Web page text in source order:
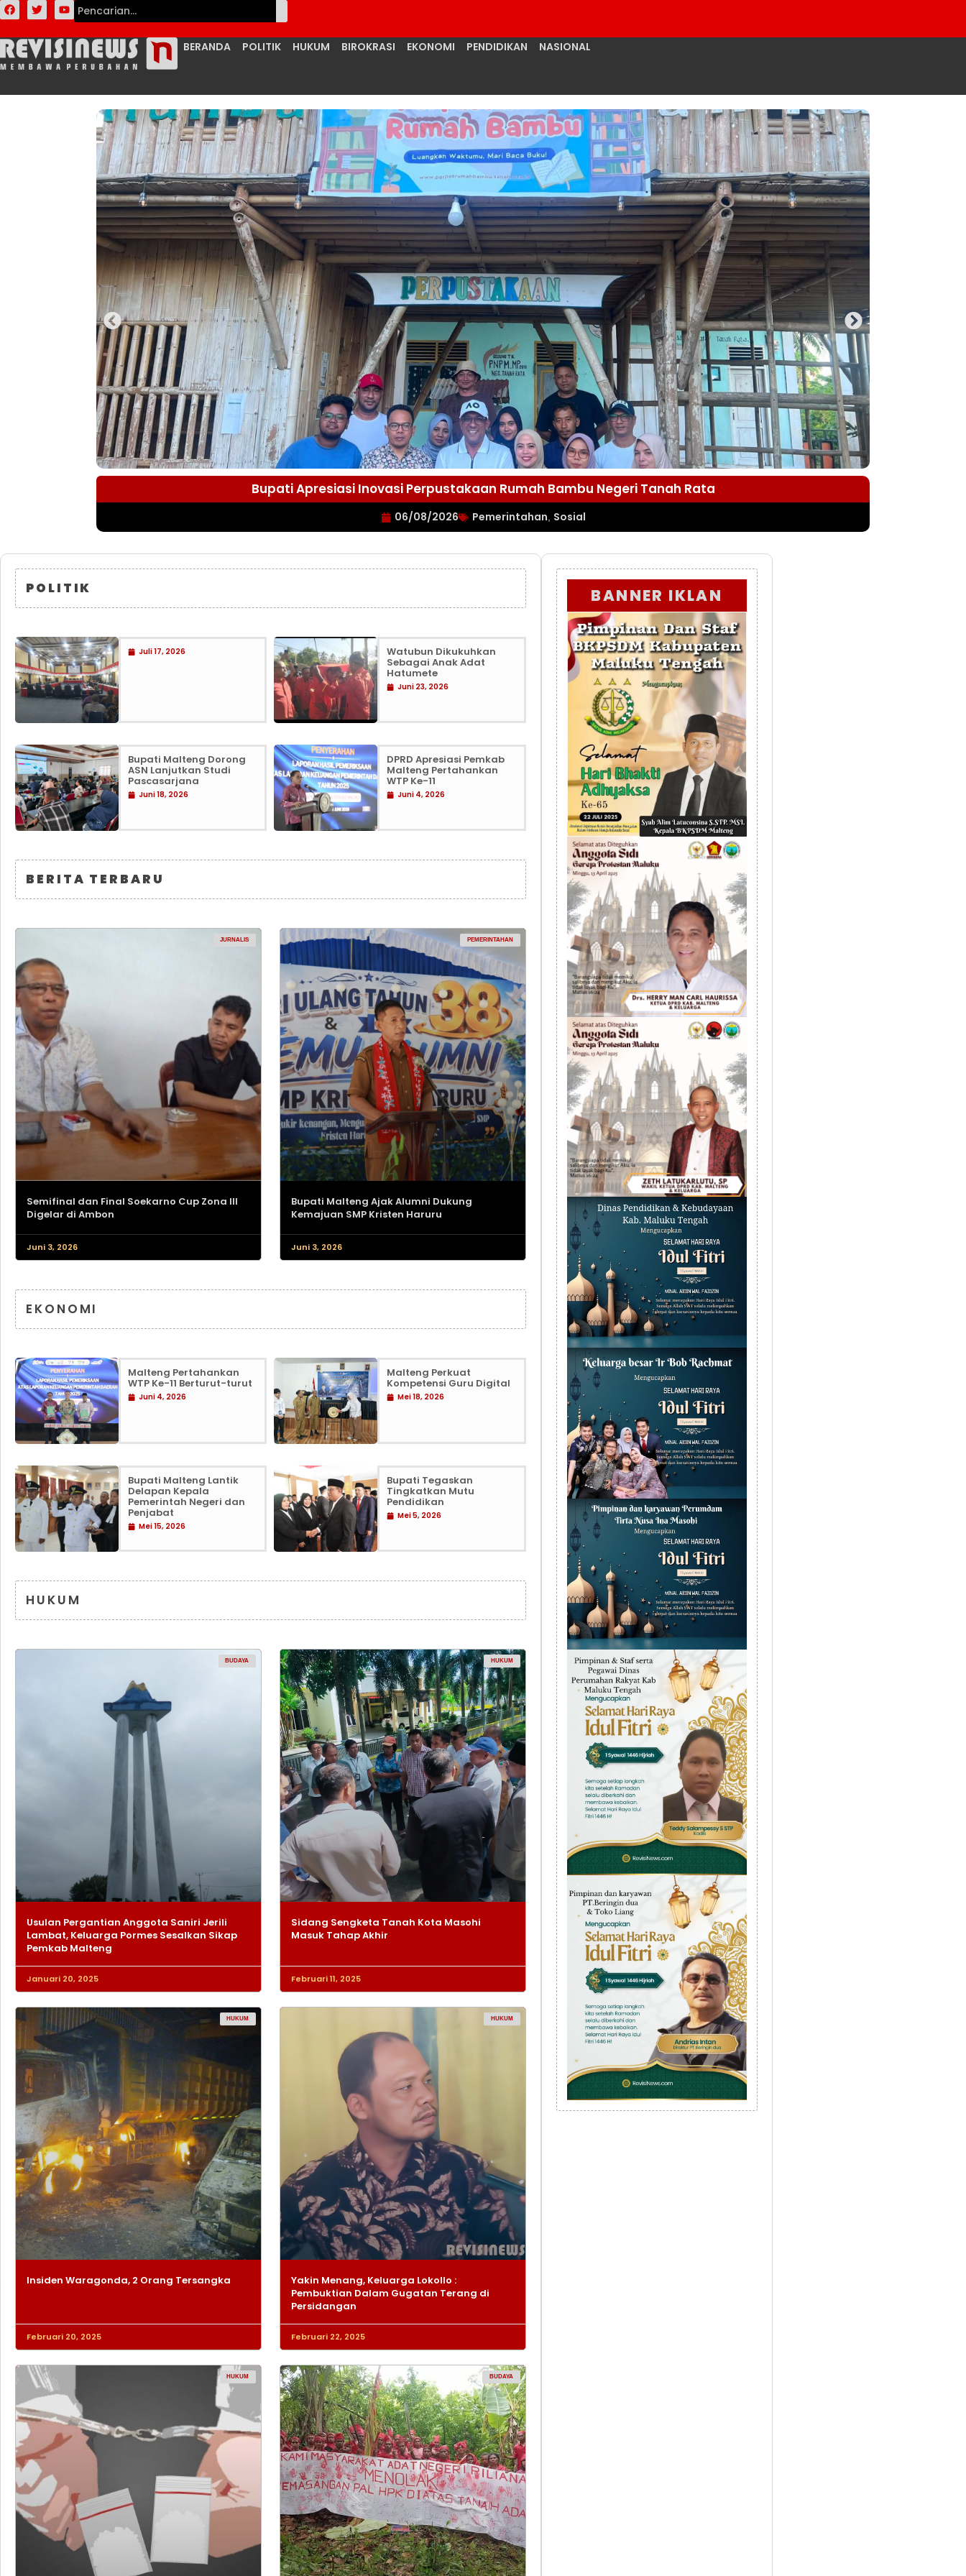
BERANDA POLITIK HUKUM BIROKRASI EKONOMI PENDIDIKAN NASIONAL
Bupati Apresiasi Inovasi Perpustakaan Rumah Bambu Negeri Tanah Rata
06/08/2026 Pemerintahan Sosial
POLITIK
Juli 17, 2026 Watubun Dikukuhkan
Sebagai Anak Adat
Hatumete
Juni 23, 2026
Bupati Malteng Dorong
ASN Lanjutkan Studi
Pascasarjana
Juni 18, 2026
DPRD Apresiasi Pemkab
Malteng Pertahankan
WTP Ke-11
Juni 4, 2026
BERITA TERBARU
JURNALIS
Semifinal dan Final Soekarno Cup Zona III
Digelar di Ambon
Juni 3, 2026
PEMERINTAHAN
Bupati Malteng Ajak Alumni Dukung
Kemajuan SMP Kristen Haruru
Juni 3, 2026
EKONOMI
Malteng Pertahankan
WTP Ke-11 Berturut-turut
Juni 4, 2026
Malteng Perkuat
Kompetensi Guru Digital
Mei 18, 2026
Bupati Malteng Lantik
Delapan Kepala
Pemerintah Negeri dan
Penjabat
Mei 15, 2026
Bupati Tegaskan
Tingkatkan Mutu
Pendidikan
Mei 5, 2026
HUKUM
BUDAYA
Usulan Pergantian Anggota Saniri Jerili
Lambat, Keluarga Pormes Sesalkan Sikap
Pemkab Malteng
Januari 20, 2025
HUKUM
Sidang Sengketa Tanah Kota Masohi
Masuk Tahap Akhir
Februari 11, 2025
HUKUM
Insiden Waragonda, 2 Orang Tersangka
Februari 20, 2025
HUKUM
Yakin Menang, Keluarga Lokollo :
Pembuktian Dalam Gugatan Terang di
Persidangan
Februari 22, 2025
HUKUM BUDAYA
BANNER IKLAN